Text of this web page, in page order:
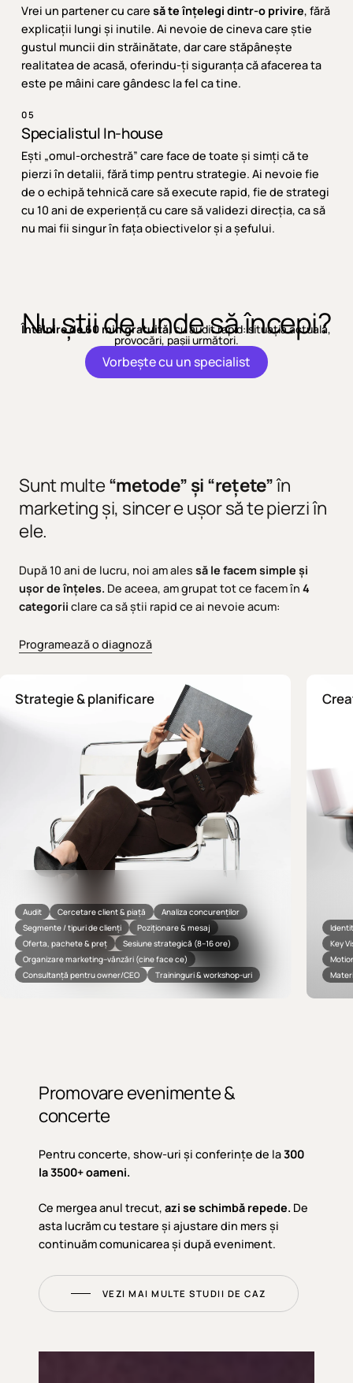
Vrei un partener cu caresă te înțelegi dintr-o privire, fără
explicații lungi și inutile. Ai nevoie de cineva care știe
gustul muncii din străinătate, dar care stăpânește
realitatea de acasă, oferindu-ți siguranța că afacerea ta
este pe mâini care gândesc la fel ca tine.
05
Specialistul In-house
Ești „omul-orchestră” care face de toate și simți că te
pierzi în detalii, fără timp pentru strategie. Ai nevoie fie
de o echipă tehnică care să execute rapid, fie de strategi
cu 10 ani de experiență cu care să validezi direcția, ca să
nu mai fii singur în fața obiectivelor și a șefului.
Nuștiideundesăîncepi?
Întâlnire de 60 min gratuită, cu audit rapid: situația actuală,
provocări, pașii următori.
Vorbește cu un specialist
Sunt multe“metode” și “rețete”în
marketing și, sincer e ușor să te pierzi în
ele.
După 10 ani de lucru, noi am ales să le facem simple și
ușor de înțeles. De aceea, am grupat tot ce facem în 4
categorii clare ca să știi rapid ce ai nevoie acum:
Programează o diagnoză
Strategie & planificare
Audit Cercetare client & piață
Analiza concurenților
Segmente / tipuri de clienți
Poziționare & mesaj
Oferta, pachete & preț
Sesiune strategică (8–16 ore)
Organizare marketing–vânzări (cine face ce)
Consultanță pentru owner/CEO
Traininguri & workshop-uri
Key
Promovareevenimente&
concerte
Pentru concerte, show-uri și conferințe de la300
la 3500+ oameni.
Ce mergea anul trecut, azi se schimbă repede. De
asta lucrăm cu testare și ajustare din mers și
continuăm comunicarea și după eveniment.
VEZI MAI MULTE STUDII DE CAZ